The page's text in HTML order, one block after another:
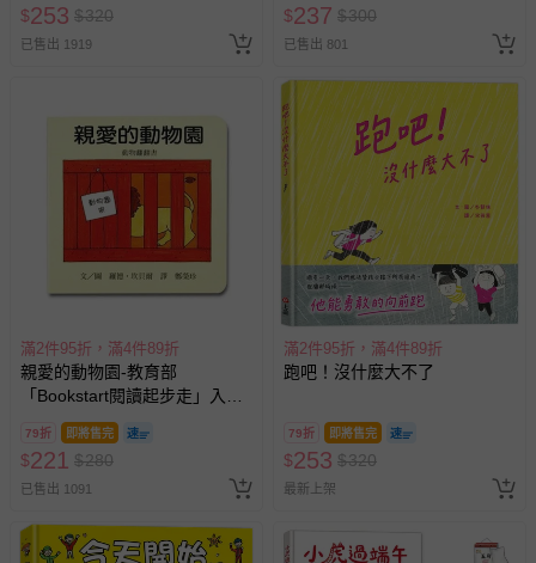
$253 $320
已售出 1919
$237 $300
已售出 801
滿2件95折，滿4件89折
親愛的動物園-教育部
「Bookstart閱讀起步走」入選
79折 即將售完
$221 $280
已售出 1091
滿2件95折，滿4件89折
跑吧！沒什麼大不了
79折 即將售完
$253 $320
最新上架